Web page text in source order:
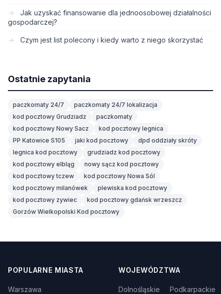
Jak uzyskać finansowanie dla jednoosobowej działalności
gospodarczej?
Czym jest list polecony i kiedy warto z niego skorzystać
Ostatnie zapytania
paczkomaty 24/7
paczkomaty 24/7 lokalizacja
kod pocztowy Grudziadz
paczkomaty
kod pocztowy Nowy Sacz
kod pocztowy legnica
PP Katowice S105
jaki kod pocztowy
dpd oddziały skróty
legnica kod pocztowy
grudziadz kod pocztowy
kod pocztowy elbląg
nowy sącz kod pocztowy
kod pocztowy tczew
kod pocztowy Nowa Sól
kod pocztowy milanówek
plewiska kod pocztowy
kod pocztowy zywiec
kod pocztowy gdańsk wrzeszcz
Gorzów Wielkopolski Kod pocztowy
POPULARNE MIASTA
Warszawa
WOJEWÓDZTWA
Dolnośląskie
Podkarpackie